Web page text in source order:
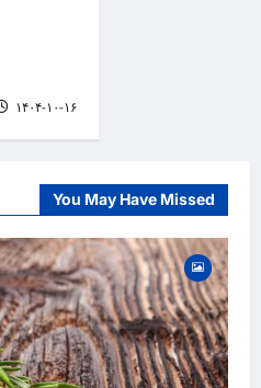
۱۴۰۴-۱۰-۱۶
You May Have Missed